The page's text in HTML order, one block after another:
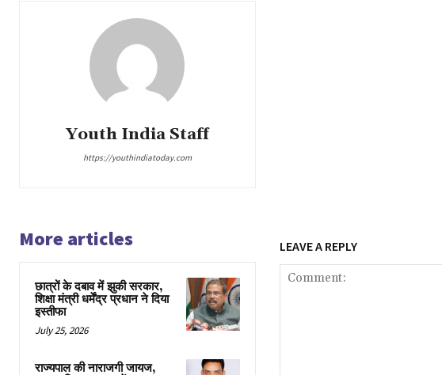
Youth India Staff
https://youthindiatoday.com
More articles
छात्रों के दबाव में झुकी सरकार,
शिक्षा मंत्री धर्मेंद्र प्रधान ने दिया
इस्तीफा
July 25, 2026
राज्यपाल की नाराजगी जायज,
LEAVE A REPLY